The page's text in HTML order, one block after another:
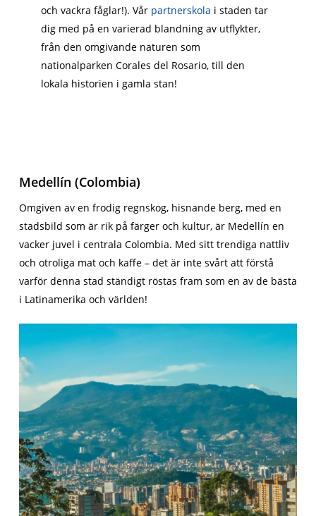
och vackra fåglar!). Vår partnerskola i staden tar
dig med på en varierad blandning av utflykter,
från den omgivande naturen som
nationalparken Corales del Rosario, till den
lokala historien i gamla stan!
Medellín (Colombia)
Omgiven av en frodig regnskog, hisnande berg, med en
stadsbild som är rik på färger och kultur, är Medellín en
vacker juvel i centrala Colombia. Med sitt trendiga nattliv
och otroliga mat och kaffe – det är inte svårt att förstå
varför denna stad ständigt röstas fram som en av de bästa
i Latinamerika och världen!